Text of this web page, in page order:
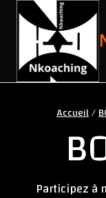
Aller
contenu
Accueil/
Participez à